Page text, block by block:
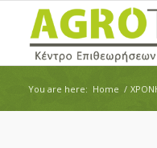
You are here: Home /